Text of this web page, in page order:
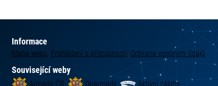
Informace
Mapa webu Prohlášení o přístupnosti Ochrana osobních údajů
Související weby
Armáda ČR Doarmády Aktivní zálohy